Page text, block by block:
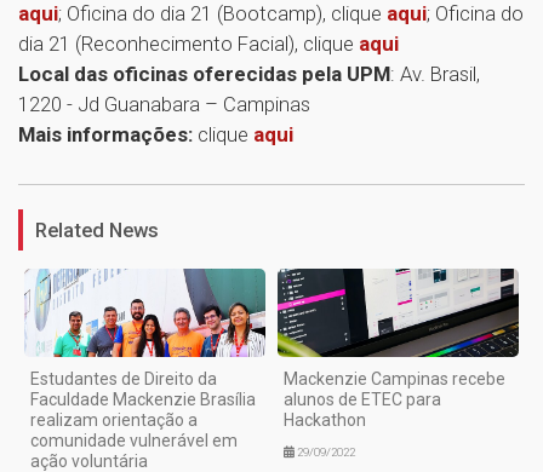
aqui; Oficina do dia 21 (Bootcamp), clique aqui; Oficina do
dia 21 (Reconhecimento Facial), clique aqui
Local das oficinas oferecidas pela UPM: Av. Brasil,
1220 - Jd Guanabara – Campinas
Mais informações: clique aqui
1
Related News
Estudantes de Direito da
Faculdade Mackenzie Brasília
realizam orientação a
comunidade vulnerável em
ação voluntária
Mackenzie Campinas recebe
alunos de ETEC para
Hackathon
29/09/2022